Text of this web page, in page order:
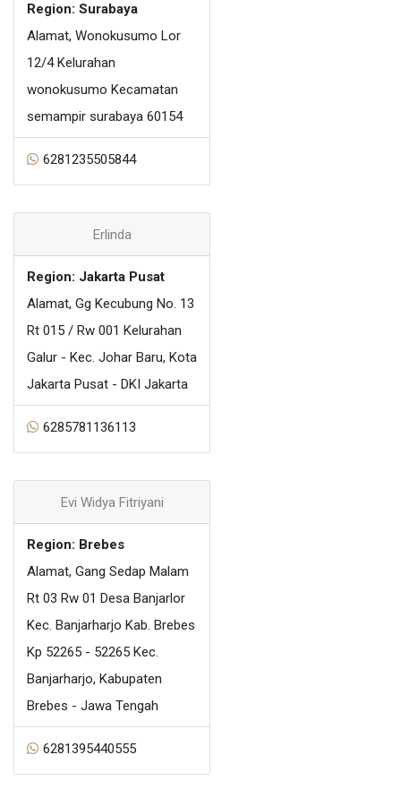
Region: Surabaya
Alamat, Wonokusumo Lor
12/4 Kelurahan
wonokusumo Kecamatan
semampir surabaya 60154
6281235505844
Erlinda
Region: Jakarta Pusat
Alamat, Gg Kecubung No. 13
Rt 015 / Rw 001 Kelurahan
Galur - Kec. Johar Baru, Kota
Jakarta Pusat - DKI Jakarta
6285781136113
Evi Widya Fitriyani
Region: Brebes
Alamat, Gang Sedap Malam
Rt 03 Rw 01 Desa Banjarlor
Kec. Banjarharjo Kab. Brebes
Kp 52265 - 52265 Kec.
Banjarharjo, Kabupaten
Brebes - Jawa Tengah
6281395440555